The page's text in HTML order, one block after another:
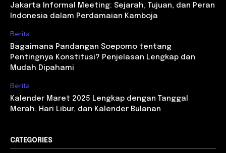
Jakarta Informal Meeting: Sejarah, Tujuan, dan Peran
Indonesia dalam Perdamaian Kamboja
Berita
Bagaimana Pandangan Soepomo tentang
Pentingnya Konstitusi? Penjelasan Lengkap dan
Mudah Dipahami
Berita
Kalender Maret 2025 Lengkap dengan Tanggal
Merah, Hari Libur, dan Kalender Bulanan
CATEGORIES